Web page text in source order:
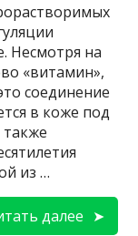
Несмотря на
«витамин»,
соединение
в коже под
также
из …
далее